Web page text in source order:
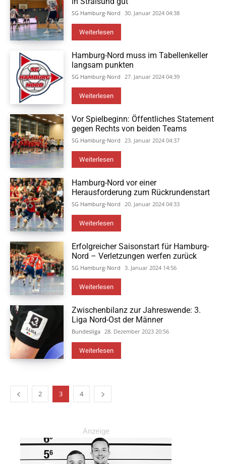
SG Hamburg-Nord 30. Januar 2024 04:38
Weiterlesen
Hamburg-Nord muss im Tabellenkeller
langsam punkten
SG Hamburg-Nord 27. Januar 2024 04:39
Weiterlesen
Vor Spielbeginn: Öffentliches Statement
gegen Rechts von beiden Teams
SG Hamburg-Nord 23. Januar 2024 04:37
Weiterlesen
Hamburg-Nord vor einer
Herausforderung zum Rückrundenstart
SG Hamburg-Nord 20. Januar 2024 04:33
Weiterlesen
Erfolgreicher Saisonstart für Hamburg-
Nord – Verletzungen werfen zurück
SG Hamburg-Nord 3. Januar 2024 14:56
Weiterlesen
Zwischenbilanz zur Jahreswende: 3.
Liga Nord-Ost der Männer
Bundesliga 28. Dezember 2023 20:56
Weiterlesen
2 3 4
Anzeige